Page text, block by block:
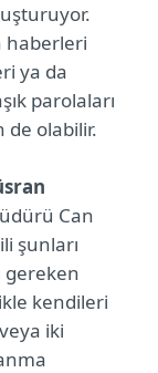
haberleri
ya da
parolaları
de olabilir.
Can
şunları
gereken
kendileri
iki